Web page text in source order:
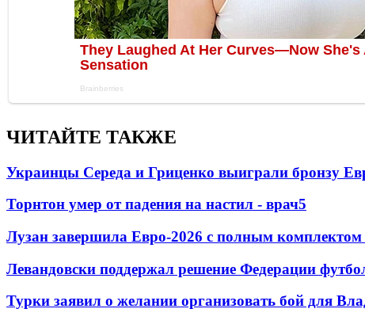
ЧИТАЙТЕ ТАКЖЕ
Украинцы Середа и Гриценко выиграли бронзу
Торнтон умер от падения на настил - врач5
Лузан завершила Евро-2026 с полным комплектом
Левандовски поддержал решение Федерации
Турки заявил о желании организовать бой для